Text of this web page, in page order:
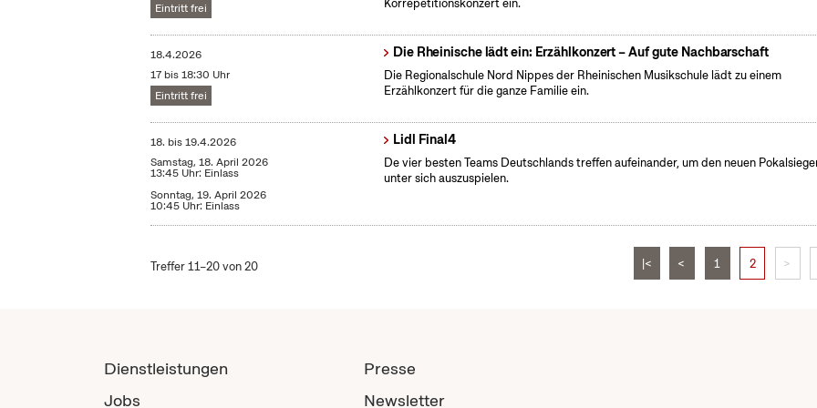
Eintritt frei Korrepetitionskonzert ein.
18.4.2026
17 bis 18:30 Uhr
Eintritt frei
Die Rheinische lädt ein: Erzählkonzert – Auf gute Nachbarschaft
Die Regionalschule Nord Nippes der Rheinischen Musikschule lädt zu einem
Erzählkonzert für die ganze Familie ein.
18. bis19.4.2026
Samstag, 18. April 2026
13:45 Uhr: Einlass
Sonntag, 19. April 2026
10:45 Uhr: Einlass
Lidl Final4
De vier besten Teams Deutschlands treffen aufeinander, um den neuen
unter sich auszuspielen.
Treffer 11–20 von 20 |< < 1 2 >
Dienstleistungen
Jobs
Presse
Newsletter